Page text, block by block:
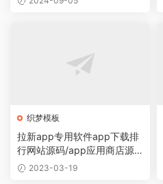
织梦模板
拉新app专用软件app下载排
行网站源码/app应用商店源
码 2023-03-19